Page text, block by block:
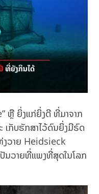
ຫຼື ຍິ່ງແກ່ຍິ່ງດີ ທີ່ມາຈາກ
ເກັບຮັກສາໄວ້ດົນຍິ່ງມີຣົດ
ວາຍ Heidsieck
ນວາຍທີ່ແພງທີ່ສຸດໃນໂລກ